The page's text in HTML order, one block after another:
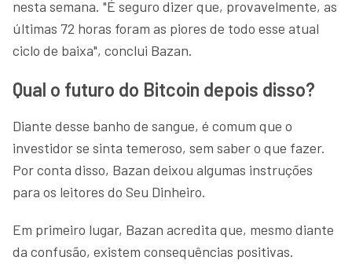
nesta semana. "É seguro dizer que, provavelmente, as
últimas 72 horas foram as piores de todo esse atual
ciclo de baixa", conclui Bazan.
Qual o futuro do Bitcoin depois disso?
Diante desse banho de sangue, é comum que o
investidor se sinta temeroso, sem saber o que fazer.
Por conta disso, Bazan deixou algumas instruções
para os leitores do Seu Dinheiro.
Em primeiro lugar, Bazan acredita que, mesmo diante
da confusão, existem consequências positivas.